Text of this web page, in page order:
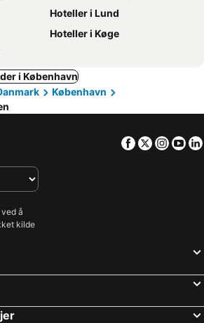
Hoteller i Lund
Hoteller i Køge
i København
København
Facebook
Twitter
å
kilde